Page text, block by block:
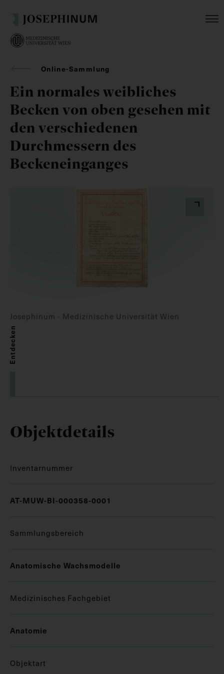
Online-Sammlung
Ein normales weibliches
Becken von oben gesehen mit
den verschiedenen
Durchmessern des
Beckeneinganges
Josephinum - Medizinische Universität Wien
Entdecken
Objektdetails
Inventarnummer
AT-MUW-BI-000358-0001
Sammlungsbereich
Anatomische Wachsmodelle
Medizinisches Fachgebiet
Anatomie
Objektart